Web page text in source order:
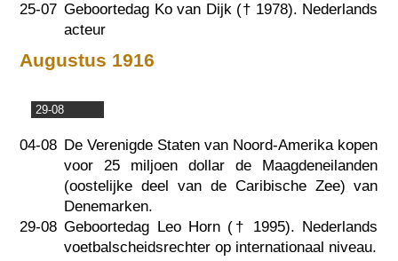
25-07 Geboortedag Ko van Dijk († 1978). Nederlands
acteur
Augustus 1916
29-08
04-08 De Verenigde Staten van Noord-Amerika kopen
voor 25 miljoen dollar de Maagdeneilanden
(oostelijke deel van de Caribische Zee) van
Denemarken.
29-08 Geboortedag Leo Horn († 1995). Nederlands
voetbalscheidsrechter op internationaal niveau.